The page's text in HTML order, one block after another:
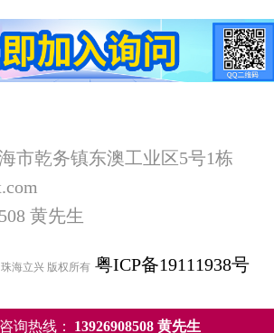
市乾务镇东澳工业区5号1栋
黄先生
海立兴 版权所有 粤ICP备19111938号
询热线： 13926908508 黄先生